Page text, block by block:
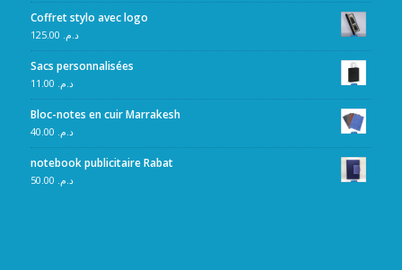
Coffret stylo avec logo
د.م.
Sacs personnalisées
د.م.
Bloc-notes en cuir Marrakesh
د.م.
notebook publicitaire Rabat
د.م.